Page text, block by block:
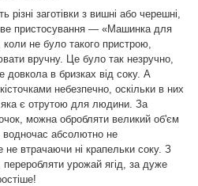
заготівки з вишні або черешні,
пристосування — «Машинка для
не було такого пристрою,
вручну. Це було так незручно,
довкола в бризках від соку. А
небезпечно, оскільки в них
яка є отрутою для людини. За
можна обробляти великий об'єм
водночас абсолютно не
втрачаючи ні крапельки соку. З
переробляти урожай ягід, за дуже